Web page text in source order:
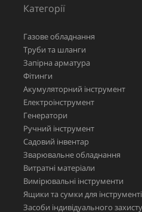
Категорії
Газове обладнання
Труби та шланги
Запірна арматура
Фітинги
Акумуляторний інструмент
Електроінструмент
Генератори
Ручний інструмент
Садовий інвентар
Зварювальне обладнання
Витратні матеріали
Вимірювальні інструменти
Ящики та сумки для
Засоби індивідуального захисту